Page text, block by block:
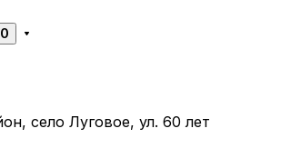
село Луговое, ул. 60 лет